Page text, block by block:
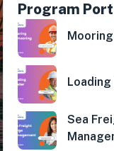
Program
Sea